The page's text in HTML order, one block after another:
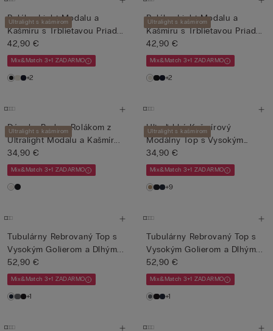
Ultralight s kašmírom
Rolák z Light Modalu a
Kašmíru s Trblietavou Priad...
42,90 €
Mix&Match 3+1 ZADARMO
+2
Ultralight s kašmírom
Rolák z Light Modalu a
Kašmíru s Trblietavou Priad...
42,90 €
Mix&Match 3+1 ZADARMO
+2
Ultralight s kašmírom
Dámske Body s Rolákom z
Ultralight Modalu a Kašmír...
34,90 €
Mix&Match 3+1 ZADARMO
Ultralight s kašmírom
Ultraľahký Kašmírový
Modálny Top s Vysokým
Goliero...
34,90 €
Mix&Match 3+1 ZADARMO
+9
Tubulárny Rebrovaný Top s
Vysokým Golierom a Dlhým...
52,90 €
Mix&Match 3+1 ZADARMO
+1
Tubulárny Rebrovaný Top s
Vysokým Golierom a Dlhým...
52,90 €
Mix&Match 3+1 ZADARMO
+1